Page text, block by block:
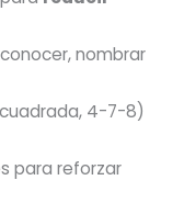
nombrar
cuadrada, 4-7-8)
para reforzar